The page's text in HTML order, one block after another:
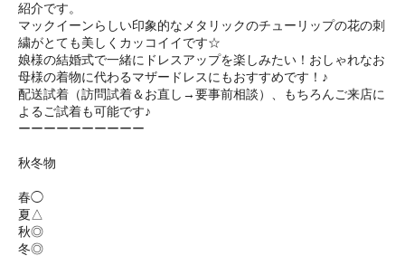
紹介です。
マックイーンらしい印象的なメタリックのチューリップの花の刺
繍がとても美しくカッコイイです☆
娘様の結婚式で一緒にドレスアップを楽しみたい！おしゃれなお
母様の着物に代わるマザードレスにもおすすめです！♪
配送試着（訪問試着＆お直し→要事前相談）、もちろんご来店に
よるご試着も可能です♪
ーーーーーーーーーー
秋冬物
春◯
夏△
秋◎
冬◎